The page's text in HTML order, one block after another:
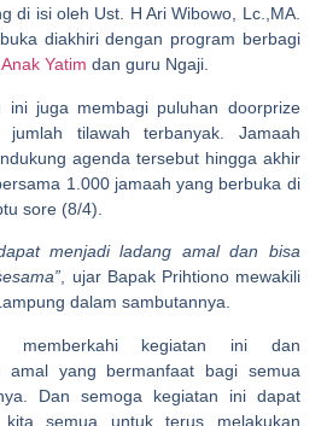
di isi oleh Ust. H Ari Wibowo, Lc.,MA.
diakhiri dengan program berbagi
Yatim dan guru Ngaji.
ini juga membagi puluhan doorprize
tilawah terbanyak. Jamaah
agenda tersebut hingga akhir
1.000 jamaah yang berbuka di
sore (8/4).
menjadi ladang amal dan bisa
, ujar Bapak Prihtiono mewakili
dalam sambutannya.
memberkahi kegiatan ini dan
amal yang bermanfaat bagi semua
Dan semoga kegiatan ini dapat
semua untuk terus melakukan